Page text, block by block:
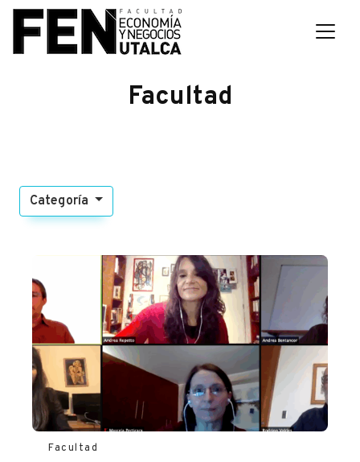
Facultad
Categoría
Facultad